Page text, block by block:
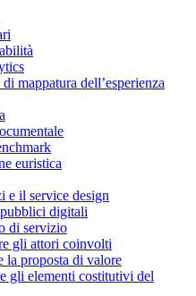
mappatura dell’esperienza
euristica
e il service design
digitali
di servizio
gli attori coinvolti
la proposta di valore
gli elementi costitutivi del